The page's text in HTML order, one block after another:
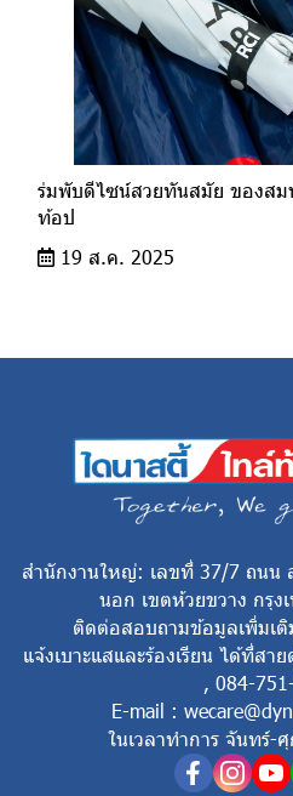
ร่มพับดีไซน์สวยทันสมัย ของส
ท้อป
19 ส.ค. 2025
สำนักงานใหญ่: เลขที่ 37/7 ถนน
นอก เขตห้วยขวาง กรุง
ติดต่อสอบถามข้อมูลเพิ่มเ
แจ้งเบาะแสและร้องเรียน ได้ที่ส
, 084-
E-mail :
ในเวลาทำการ จันทร์-